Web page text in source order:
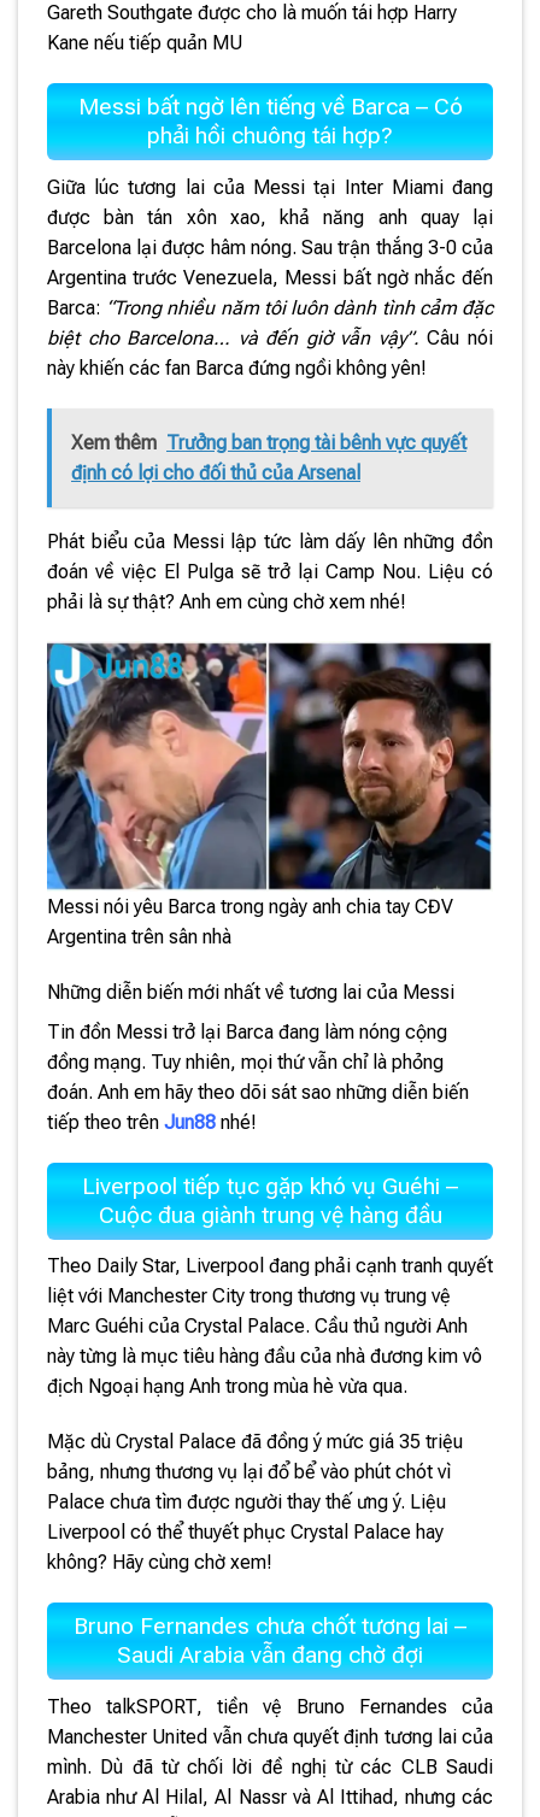
Gareth Southgate được cho là muốn tái hợp Harry
Kane nếu tiếp quản MU
Messi bất ngờ lên tiếng về Barca – Có
phải hồi chuông tái hợp?
Giữa lúc tương lai của Messi tại Inter Miami đang
được bàn tán xôn xao, khả năng anh quay lại
Barcelona lại được hâm nóng. Sau trận thắng 3-0 của
Argentina trước Venezuela, Messi bất ngờ nhắc đến
Barca: “Trong nhiều năm tôi luôn dành tình cảm đặc
biệt cho Barcelona… và đến giờ vẫn vậy”. Câu nói
này khiến các fan Barca đứng ngồi không yên!
Xem thêm Trưởng ban trọng tài bênh vực quyết
định có lợi cho đối thủ của Arsenal
Phát biểu của Messi lập tức làm dấy lên những đồn
đoán về việc El Pulga sẽ trở lại Camp Nou. Liệu có
phải là sự thật? Anh em cùng chờ xem nhé!
Messi nói yêu Barca trong ngày anh chia tay CĐV
Argentina trên sân nhà
Những diễn biến mới nhất về tương lai của Messi
Tin đồn Messi trở lại Barca đang làm nóng cộng
đồng mạng. Tuy nhiên, mọi thứ vẫn chỉ là phỏng
đoán. Anh em hãy theo dõi sát sao những diễn biến
tiếp theo trên Jun88 nhé!
Liverpool tiếp tục gặp khó vụ Guéhi –
Cuộc đua giành trung vệ hàng đầu
Theo Daily Star, Liverpool đang phải cạnh tranh quyết
liệt với Manchester City trong thương vụ trung vệ
Marc Guéhi của Crystal Palace. Cầu thủ người Anh
này từng là mục tiêu hàng đầu của nhà đương kim vô
địch Ngoại hạng Anh trong mùa hè vừa qua.
Mặc dù Crystal Palace đã đồng ý mức giá 35 triệu
bảng, nhưng thương vụ lại đổ bể vào phút chót vì
Palace chưa tìm được người thay thế ưng ý. Liệu
Liverpool có thể thuyết phục Crystal Palace hay
không? Hãy cùng chờ xem!
Bruno Fernandes chưa chốt tương lai –
Saudi Arabia vẫn đang chờ đợi
Theo talkSPORT, tiền vệ Bruno Fernandes của
Manchester United vẫn chưa quyết định tương lai của
mình. Dù đã từ chối lời đề nghị từ các CLB Saudi
Arabia như Al Hilal, Al Nassr và Al Ittihad, nhưng các